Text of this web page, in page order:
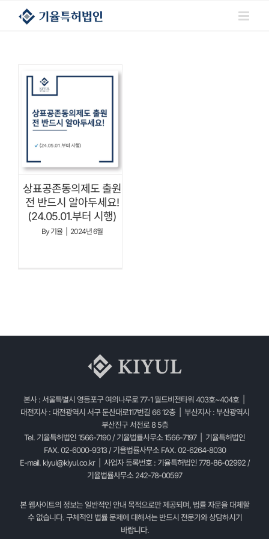
콘텐츠로
건너뛰기
상표공존동의제도 출원
전 반드시 알아두세요!
(24.05.01.부터 시행)
By기율 2024년 6월
본사 : 서울특별시 영등포구 여의나루로 77-1 월드비전타워 403호~404호 |
대전지사 : 대전광역시 서구 둔산대로117번길 66 12층 | 부산지사 : 부산광역시
부산진구 서전로 8 5층
Tel. 기율특허법인 1566-7190 / 기율법률사무소 1566-7197 | 기율특허법인
FAX. 02-6000-9313 / 기율법률사무소 FAX. 02-6264-8030
E-mail. kiyul@kiyul.co.kr| 사업자 등록번호 : 기율특허법인 778-86-02992 /
기율법률사무소 242-78-00597
본 웹사이트의 정보는 일반적인 안내 목적으로만 제공되며, 법률 자문을 대체할
수 없습니다. 구체적인 법률 문제에 대해서는 반드시 전문가와 상담하시기
바랍니다.